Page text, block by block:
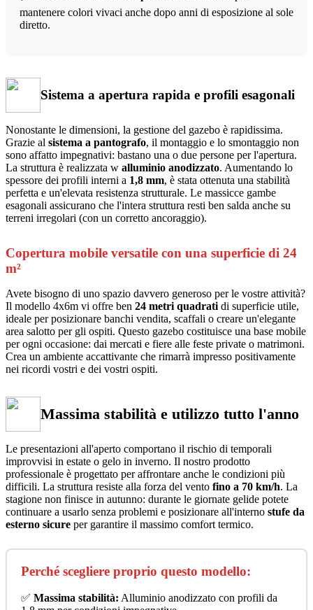
mantenere colori vivaci anche dopo anni di esposizione al sole
diretto.
Sistema a apertura rapida e profili esagonali
Nonostante le dimensioni, la gestione del gazebo è rapidissima.
Grazie al sistema a pantografo, il montaggio e lo smontaggio non
sono affatto impegnativi: bastano una o due persone per l'apertura.
La struttura è realizzata w alluminio anodizzato. Aumentando lo
spessore dei profili interni a 1,8 mm, è stata ottenuta una stabilità
perfetta e un'elevata resistenza strutturale. Le massicce gambe
esagonali assicurano che l'intera struttura resti ben salda anche su
terreni irregolari (con un corretto ancoraggio).
Copertura mobile versatile con una superficie di 24
m²
Avete bisogno di uno spazio davvero generoso per le vostre attività?
Il modello 4x6m vi offre ben 24 metri quadrati di superficie utile,
ideale per posizionare banchi vendita, scaffali o creare un'elegante
area salotto per gli ospiti. Questo gazebo costituisce una base mobile
per ogni occasione: dai mercati e fiere alle feste private o matrimoni.
Crea un ambiente accattivante che rimarrà impresso positivamente
nei ricordi vostri e dei vostri ospiti.
Massima stabilità e utilizzo tutto l'anno
Le presentazioni all'aperto comportano il rischio di temporali
improvvisi in estate o gelo in inverno. Il nostro prodotto
professionale è progettato per affrontare anche le condizioni più
difficili. La struttura resiste alla forza del vento fino a 70 km/h. La
stagione non finisce in autunno: durante le giornate gelide potete
continuare a usarlo senza problemi e posizionare all'interno stufe da
esterno sicure per garantire il massimo comfort termico.
Perché scegliere proprio questo modello:
✅ Massima stabilità: Alluminio anodizzato con profili da